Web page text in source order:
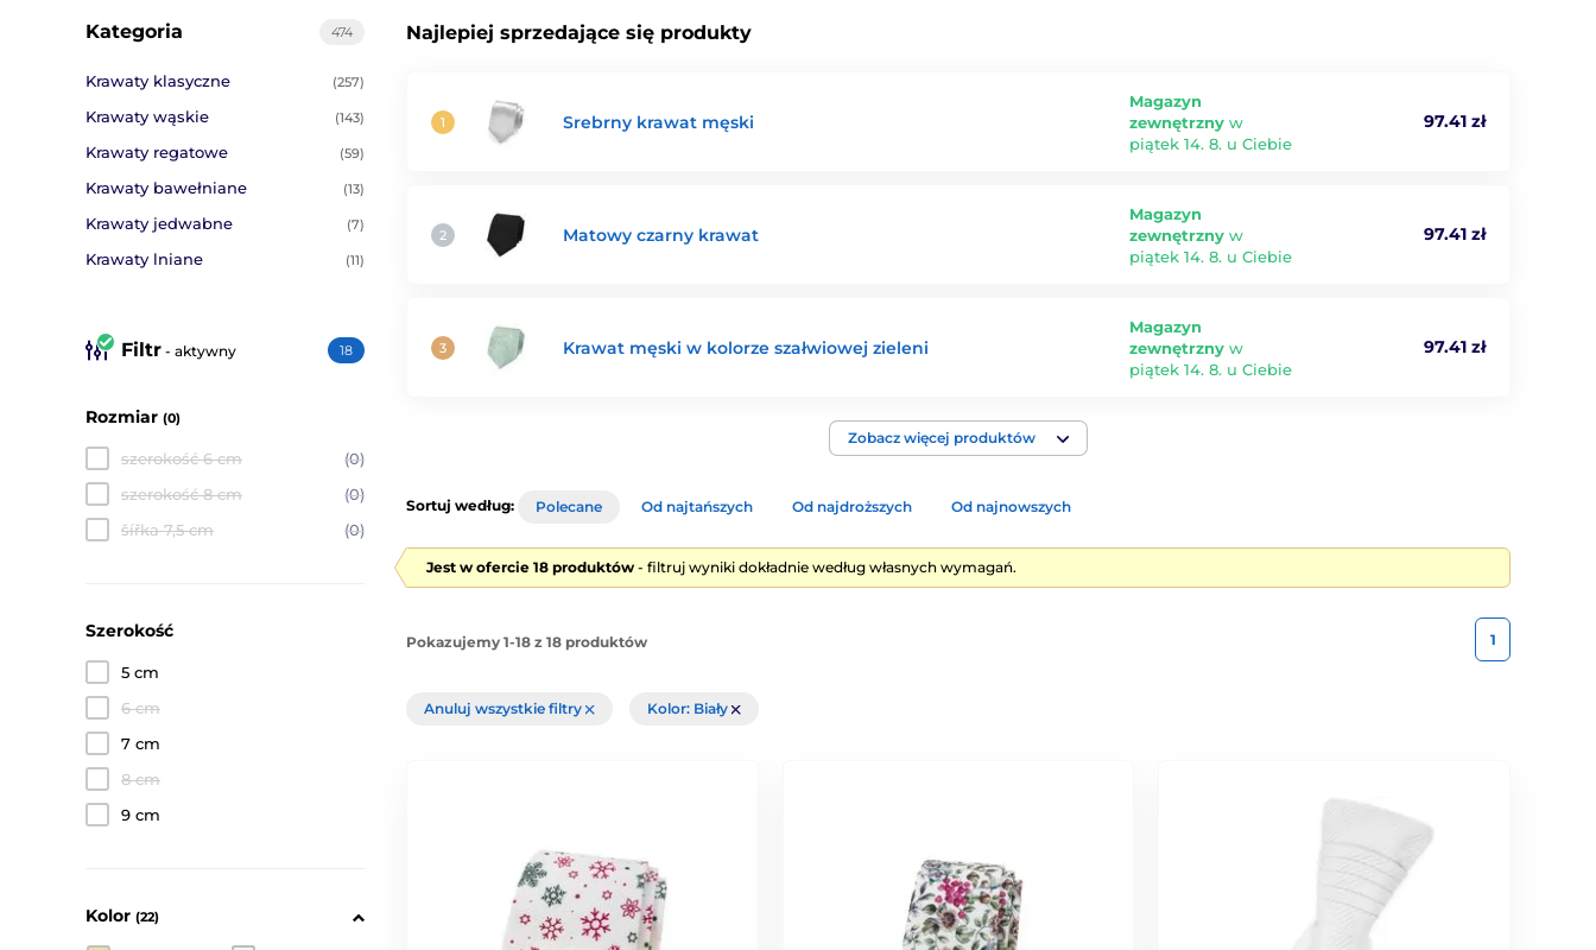
Najlepiej sprzedające się produkty
Srebrny krawat męski
Magazyn
zewnętrzny w
piątek 14. 8. u Ciebie
97.41 zł
Matowy czarny krawat
Magazyn
zewnętrzny w
piątek 14. 8. u Ciebie
97.41 zł
Krawat męski w kolorze szałwiowej zieleni
Magazyn
zewnętrzny w
piątek 14. 8. u Ciebie
97.41 zł
Zobacz więcej produktów
474
Kategoria
Krawaty klasyczne (257)
Krawaty wąskie (143)
Krawaty regatowe (59)
Krawaty bawełniane (13)
Krawaty jedwabne (7)
Krawaty lniane (11)
Filtr - aktywny 18
Rozmiar (0)
szerokość 6 cm
(0)
szerokość 8 cm
(0)
šířka 7,5 cm
(0)
Szerokość
5 cm
6 cm
7 cm
8 cm
9 cm
Kolor (22)
Sortuj według: Polecane Od najtańszych Od najdroższych Od najnowszych
Jest w ofercie 18 produktów - filtruj wyniki dokładnie według własnych wymagań.
Pokazujemy 1-18 z 18 produktów 1
Anuluj wszystkie filtry Kolor: Biały